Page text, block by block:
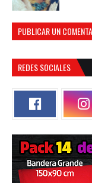
PUBLICAR UN
REDES SOCIALES